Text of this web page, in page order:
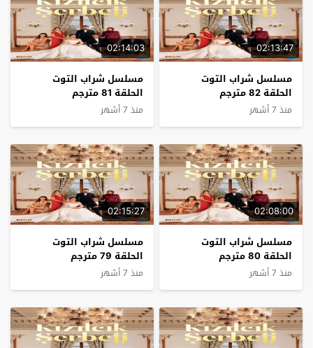
02:13:47
مسلسل شراب التوت
الحلقة 82 مترجم
منذ 7 أشهر
02:14:03
مسلسل شراب التوت
الحلقة 81 مترجم
منذ 7 أشهر
02:08:00
مسلسل شراب التوت
الحلقة 80 مترجم
منذ 7 أشهر
02:15:27
مسلسل شراب التوت
الحلقة 79 مترجم
منذ 7 أشهر